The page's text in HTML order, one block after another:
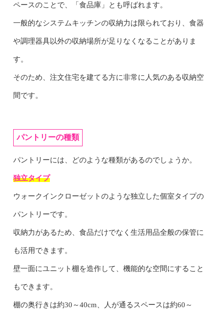
ペースのことで、「食品庫」とも呼ばれます。
一般的なシステムキッチンの収納力は限られており、食器
や調理器具以外の収納場所が足りなくなることがありま
す。
そのため、注文住宅を建てる方に非常に人気のある収納空
間です。
パントリーの種類
パントリーには、どのような種類があるのでしょうか。
独立タイプ
ウォークインクローゼットのような独立した個室タイプの
パントリーです。
収納力があるため、食品だけでなく生活用品全般の保管に
も活用できます。
壁一面にユニット棚を造作して、機能的な空間にすること
もできます。
棚の奥行きは約30～40cm、人が通るスペースは約60～